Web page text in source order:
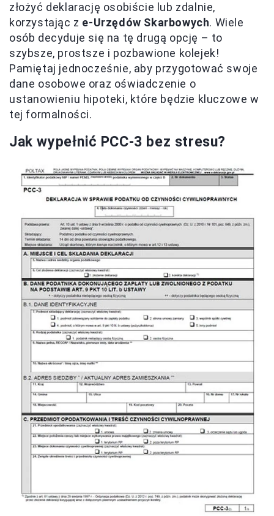
złożyć deklarację osobiście lub zdalnie,
korzystając z e-Urzędów Skarbowych. Wiele
osób decyduje się na tę drugą opcję – to
szybsze, prostsze i pozbawione kolejek!
Pamiętaj jednocześnie, aby przygotować swoje
dane osobowe oraz oświadczenie o
ustanowieniu hipoteki, które będzie kluczowe w
tej formalności.
Jak wypełnić PCC-3 bez stresu?